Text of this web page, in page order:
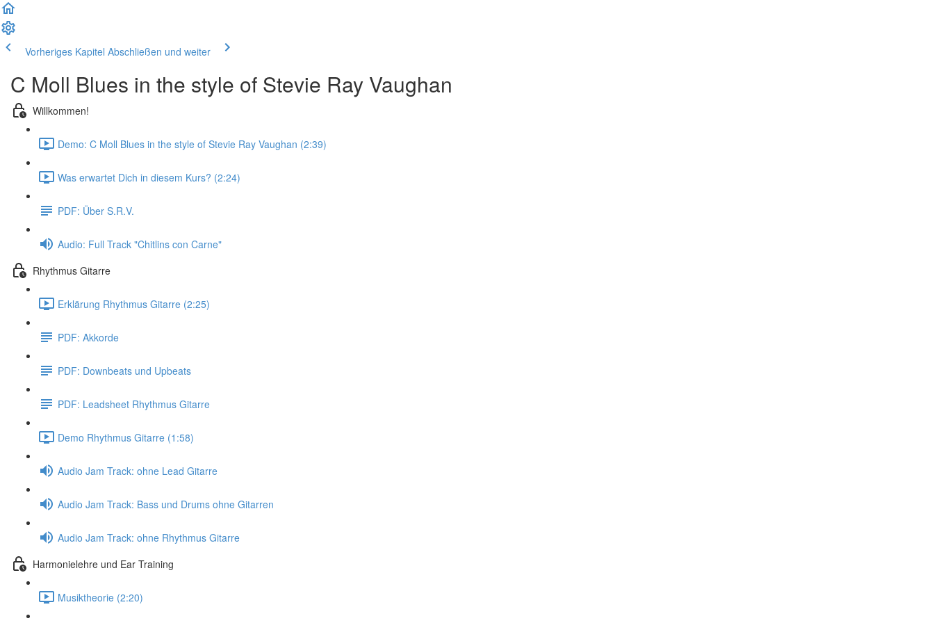
Vorheriges Kapitel Abschließen und weiter
C Moll Blues in the style of Stevie Ray Vaughan
Willkommen!
Demo: C Moll Blues in the style of Stevie Ray Vaughan (2:39)
Was erwartet Dich in diesem Kurs? (2:24)
PDF: Über S.R.V.
Audio: Full Track "Chitlins con Carne"
Rhythmus Gitarre
Erklärung Rhythmus Gitarre (2:25)
PDF: Akkorde
PDF: Downbeats und Upbeats
PDF: Leadsheet Rhythmus Gitarre
Demo Rhythmus Gitarre (1:58)
Audio Jam Track: ohne Lead Gitarre
Audio Jam Track: Bass und Drums ohne Gitarren
Audio Jam Track: ohne Rhythmus Gitarre
Harmonielehre und Ear Training
Musiktheorie (2:20)